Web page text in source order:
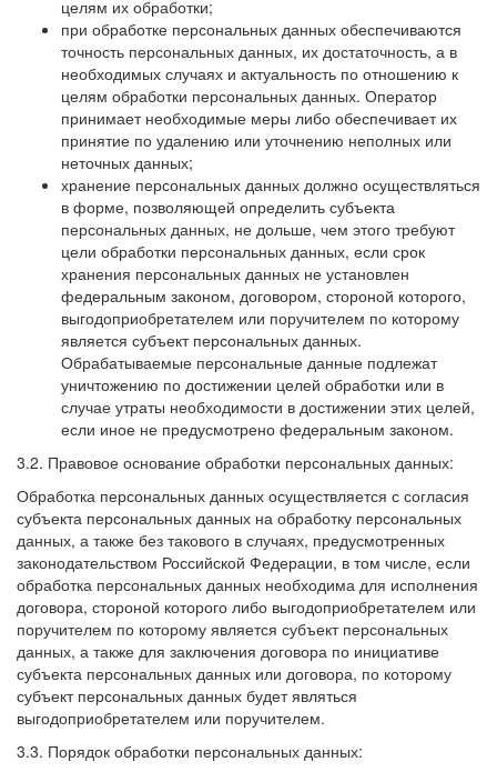
целям их обработки;
при обработке персональных данных обеспечиваются
точность персональных данных, их достаточность, а в
необходимых случаях и актуальность по отношению к
целям обработки персональных данных. Оператор
принимает необходимые меры либо обеспечивает их
принятие по удалению или уточнению неполных или
неточных данных;
хранение персональных данных должно осуществляться
в форме, позволяющей определить субъекта
персональных данных, не дольше, чем этого требуют
цели обработки персональных данных, если срок
хранения персональных данных не установлен
федеральным законом, договором, стороной которого,
выгодоприобретателем или поручителем по которому
является субъект персональных данных.
Обрабатываемые персональные данные подлежат
уничтожению по достижении целей обработки или в
случае утраты необходимости в достижении этих целей,
если иное не предусмотрено федеральным законом.
3.2. Правовое основание обработки персональных данных:
Обработка персональных данных осуществляется с согласия
субъекта персональных данных на обработку персональных
данных, а также без такового в случаях, предусмотренных
законодательством Российской Федерации, в том числе, если
обработка персональных данных необходима для исполнения
договора, стороной которого либо выгодоприобретателем или
поручителем по которому является субъект персональных
данных, а также для заключения договора по инициативе
субъекта персональных данных или договора, по которому
субъект персональных данных будет являться
выгодоприобретателем или поручителем.
3.3. Порядок обработки персональных данных: